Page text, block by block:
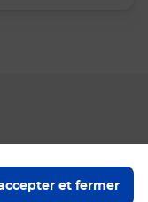
et fermer